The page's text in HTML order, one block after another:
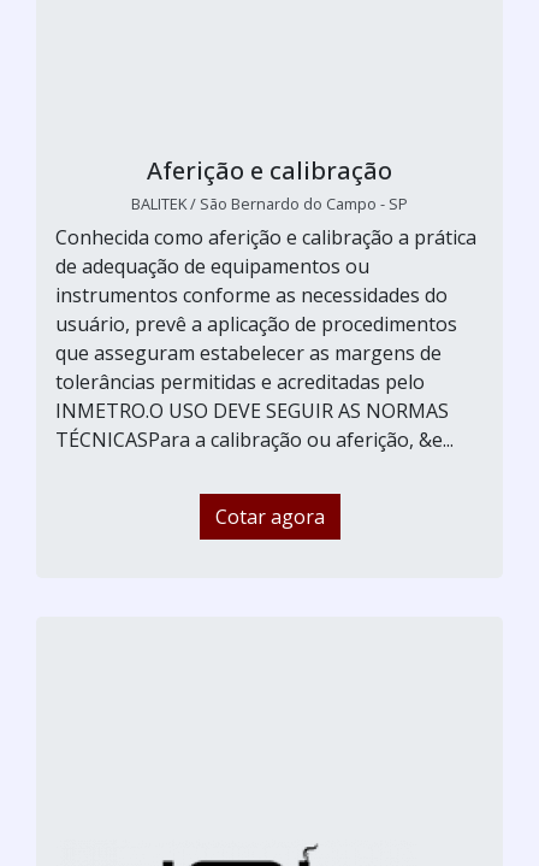
Aferição e calibração
BALITEK / São Bernardo do Campo - SP
Conhecida como aferição e calibração a prática
de adequação de equipamentos ou
instrumentos conforme as necessidades do
usuário, prevê a aplicação de procedimentos
que asseguram estabelecer as margens de
tolerâncias permitidas e acreditadas pelo
INMETRO.O USO DEVE SEGUIR AS NORMAS
TÉCNICASPara a calibração ou aferição, &e...
Cotar agora